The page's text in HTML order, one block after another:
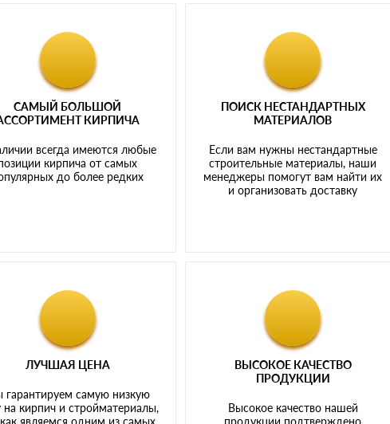
САМЫЙ БОЛЬШОЙ
КИРПИЧА
всегда имеются любые
кирпича от самых
до более редких
ПОИСК НЕСТАНДАРТНЫХ
МАТЕРИАЛОВ
Если вам нужны нестандартные
строительные материалы, наши
менеджеры помогут вам найти их
и организовать доставку
ЛУЧШАЯ ЦЕНА
самую низкую
на кирпич и стройматериалы,
являемся одним из самых
ВЫСОКОЕ КАЧЕСТВО
ПРОДУКЦИИ
Высокое качество нашей
продукции подтверждено